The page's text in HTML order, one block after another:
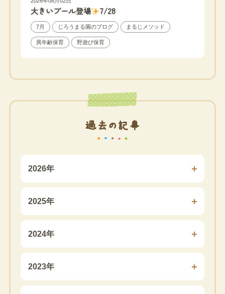
大きいプール登場 7/28
7月 じろうまる園のブログ まるじメソッド
異年齢保育 野遊び保育
過去の記事
2026年
2025年
2024年
2023年